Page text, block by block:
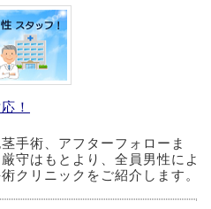
！
手術、アフターフォローま
守はもとより、全員男性によ
クリニックをご紹介します。